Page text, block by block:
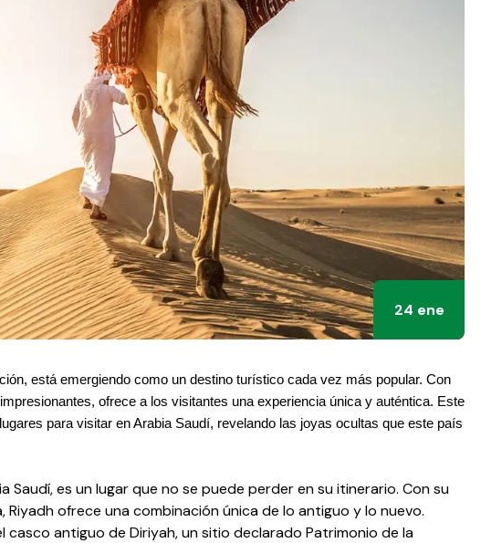
24 ene
está emergiendo como un destino turístico cada vez más popular. Con
ofrece a los visitantes una experiencia única y auténtica. Este
para visitar en Arabia Saudí, revelando las joyas ocultas que este país
Saudí, es un lugar que no se puede perder en su itinerario. Con su
ofrece una combinación única de lo antiguo y lo nuevo.
casco antiguo de Diriyah, un sitio declarado Patrimonio de la